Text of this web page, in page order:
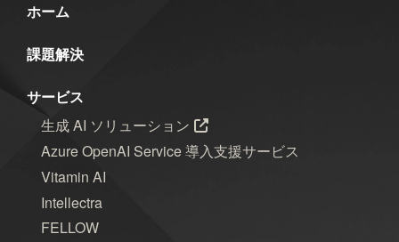
ホーム
課題解決
サービス
生成 AI ソリューション
Azure OpenAI Service 導入支援サービス
Vitamin AI
Intellectra
FELLOW